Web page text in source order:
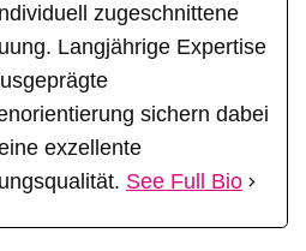
zugeschnittene
Langjährige Expertise
sichern dabei
exzellente
See Full Bio